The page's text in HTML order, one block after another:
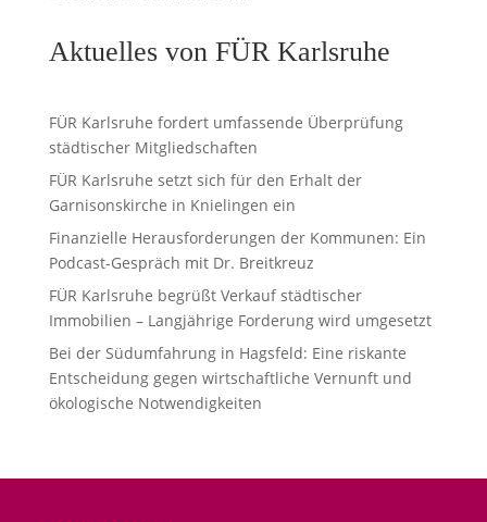
Aktuelles von FÜR Karlsruhe
FÜR Karlsruhe fordert umfassende Überprüfung
städtischer Mitgliedschaften
FÜR Karlsruhe setzt sich für den Erhalt der
Garnisonskirche in Knielingen ein
Finanzielle Herausforderungen der Kommunen: Ein
Podcast-Gespräch mit Dr. Breitkreuz
FÜR Karlsruhe begrüßt Verkauf städtischer
Immobilien – Langjährige Forderung wird umgesetzt
Bei der Südumfahrung in Hagsfeld: Eine riskante
Entscheidung gegen wirtschaftliche Vernunft und
ökologische Notwendigkeiten